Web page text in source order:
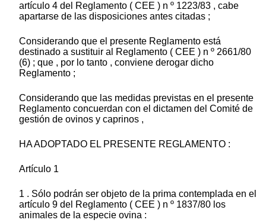
artículo 4 del Reglamento ( CEE ) n º 1223/83 , cabe
apartarse de las disposiciones antes citadas ;
Considerando que el presente Reglamento está
destinado a sustituir al Reglamento ( CEE ) n º 2661/80
(6) ; que , por lo tanto , conviene derogar dicho
Reglamento ;
Considerando que las medidas previstas en el presente
Reglamento concuerdan con el dictamen del Comité de
gestión de ovinos y caprinos ,
HA ADOPTADO EL PRESENTE REGLAMENTO :
Artículo 1
1 . Sólo podrán ser objeto de la prima contemplada en el
artículo 9 del Reglamento ( CEE ) n º 1837/80 los
animales de la especie ovina :